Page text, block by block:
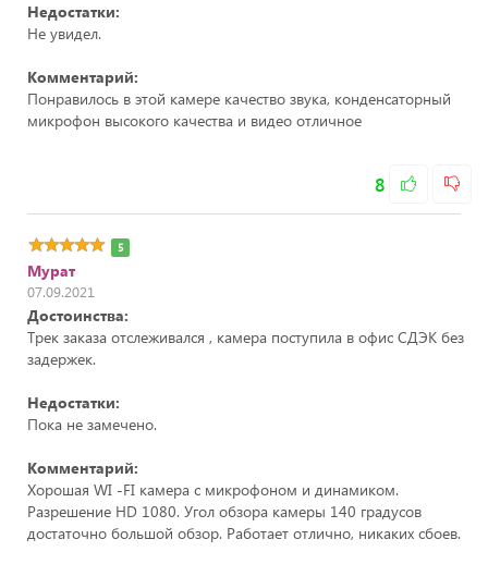
Недостатки:
Не увидел.
Комментарий:
Понравилось в этой камере качество звука, конденсаторный
микрофон высокого качества и видео отличное
8
5
Мурат
07.09.2021
Достоинства:
Трек заказа отслеживался , камера поступила в офис СДЭК без
задержек.
Недостатки:
Пока не замечено.
Комментарий:
Хорошая WI -FI камера с микрофоном и динамиком.
Разрешение HD 1080. Угол обзора камеры 140 градусов
достаточно большой обзор. Работает отлично, никаких сбоев.